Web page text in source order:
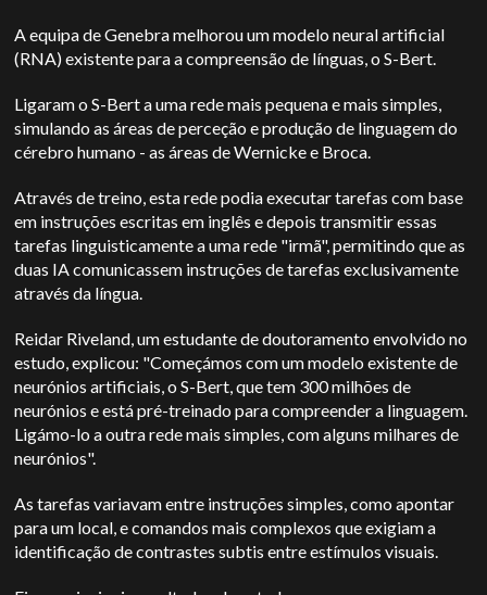
A equipa de Genebra melhorou um modelo neural artificial
(RNA) existente para a compreensão de línguas, o S-Bert.
Ligaram o S-Bert a uma rede mais pequena e mais simples,
simulando as áreas de perceção e produção de linguagem do
cérebro humano - as áreas de Wernicke e Broca.
Através de treino, esta rede podia executar tarefas com base
em instruções escritas em inglês e depois transmitir essas
tarefas linguisticamente a uma rede "irmã", permitindo que as
duas IA comunicassem instruções de tarefas exclusivamente
através da língua.
Reidar Riveland, um estudante de doutoramento envolvido no
estudo, explicou: "Começámos com um modelo existente de
neurónios artificiais, o S-Bert, que tem 300 milhões de
neurónios e está pré-treinado para compreender a linguagem.
Ligámo-lo a outra rede mais simples, com alguns milhares de
neurónios".
As tarefas variavam entre instruções simples, como apontar
para um local, e comandos mais complexos que exigiam a
identificação de contrastes subtis entre estímulos visuais.